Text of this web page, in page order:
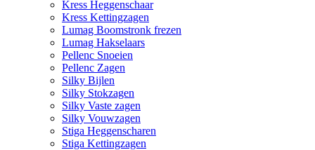
Kress Heggenschaar
Kress Kettingzagen
Lumag Boomstronk frezen
Lumag Hakselaars
Pellenc Snoeien
Pellenc Zagen
Silky Bijlen
Silky Stokzagen
Silky Vaste zagen
Silky Vouwzagen
Stiga Heggenscharen
Stiga Kettingzagen